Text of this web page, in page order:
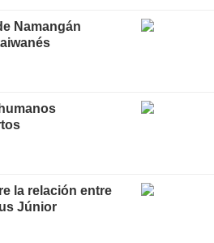
Namangán
la relación entre
Júnior